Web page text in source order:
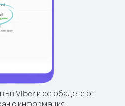
Viber и се обадете от
с информация